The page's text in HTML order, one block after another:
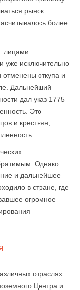
рынок
более
лицами
уже исключительно
отменены откупа и
Дальнейший
дал указ 1775
Это
и крестьян,
Однако
и дальнейшее
в стране, где
огромное
отраслях
Центра и